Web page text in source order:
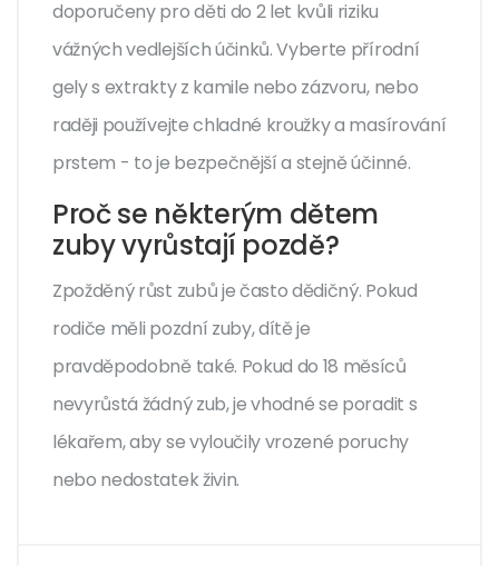
doporučeny pro děti do 2 let kvůli riziku
vážných vedlejších účinků. Vyberte přírodní
gely s extrakty z kamile nebo zázvoru, nebo
raději používejte chladné kroužky a masírování
prstem - to je bezpečnější a stejně účinné.
Proč se některým dětem
zuby vyrůstají pozdě?
Zpožděný růst zubů je často dědičný. Pokud
rodiče měli pozdní zuby, dítě je
pravděpodobně také. Pokud do 18 měsíců
nevyrůstá žádný zub, je vhodné se poradit s
lékařem, aby se vyloučily vrozené poruchy
nebo nedostatek živin.